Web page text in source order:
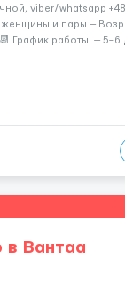
viber/whatsapp
и пары —
График работы: —
в Вантаа